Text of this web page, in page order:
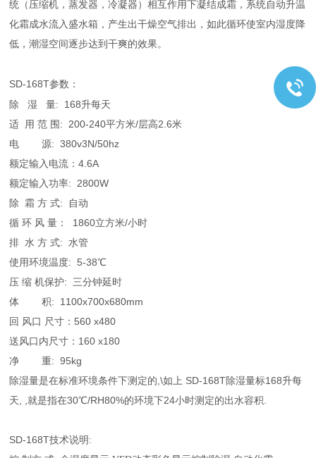
统（压缩机，蒸发器，冷凝器）相互作用下凝结成霜，系统自动升温
化霜成水流入盛水箱，产生出干燥空气排出，如此循环使室内湿度降
低，潮湿空间逐步达到干爽的效果。
SD-168T参数：
除 湿 量: 168升每天
适 用 范 围: 200-240平方米/层高2.6米
电 源: 380v3N/50hz
额定输入电流：4.6A
额定输入功率: 2800W
除 霜 方 式: 自动
循 环 风 量： 1860立方米/小时
排 水 方 式: 水管
使用环境温度: 5-38℃
压 缩 机保护: 三分钟延时
体 积: 1100x700x680mm
回 风口 尺寸：560 x480
送风口内尺寸：160 x180
净 重: 95kg
除湿量是在标准环境条件下测定的,\如上 SD-168T除湿量标168升每
天, ,就是指在30℃/RH80%的环境下24小时测定的出水容积.
SD-168T技术说明: